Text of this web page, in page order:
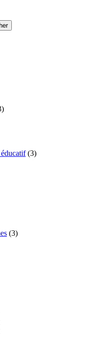
(3)
(3)